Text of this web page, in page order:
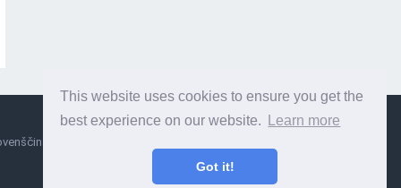
This website uses cookies to ensure you get the
best experience on our website.
Learn more
Got it!